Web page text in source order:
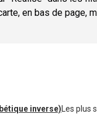
en bas de page,
inverse) Les plus